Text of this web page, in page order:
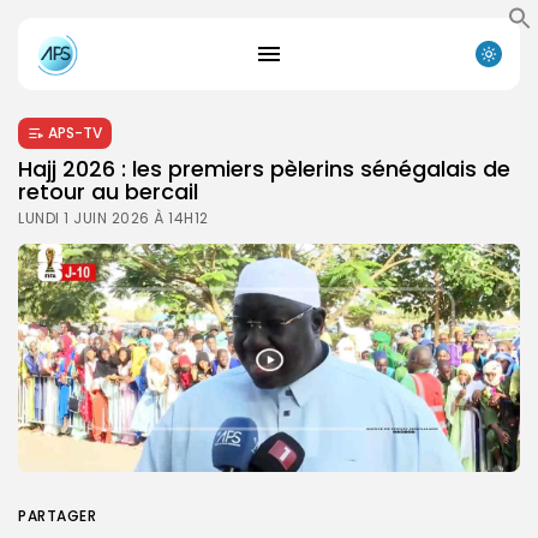
APS-TV
Hajj 2026 : les premiers pèlerins sénégalais de
retour au bercail
LUNDI 1 JUIN 2026 À 14H12
PARTAGER